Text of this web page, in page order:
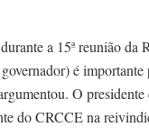
a 15ª reunião da
é importante
O presidente
do CRCCE na